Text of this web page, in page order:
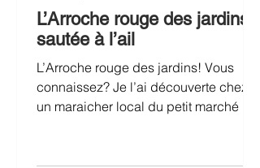
L’Arroche rouge des jardins
sautée à l’ail
L’Arroche rouge des jardins! Vous
connaissez? Je l’ai découverte chez
un maraicher local du petit marché de
début juin. C’est, parait-il, « l’épinard